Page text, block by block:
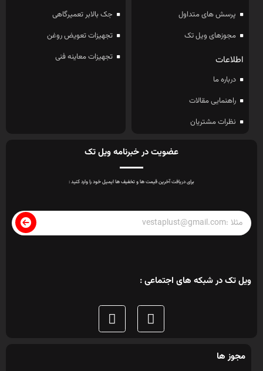
پرسش های متداول
مجوزهای ویل تک
اطلاعات
درباره ما
راهنمایی مقالات
نظرات مشتریان
جک بالابر تعمیرگاهی
تجهیزات تعویض روغن
تجهیزات معاینه فنی
عضویت در خبرنامه ویل تک
برای دریافت آخرین قیمت ها و تخفیف ها ایمیل خود را وارد کنید :
ویل تک در شبکه های اجتماعی :
مجوز ها